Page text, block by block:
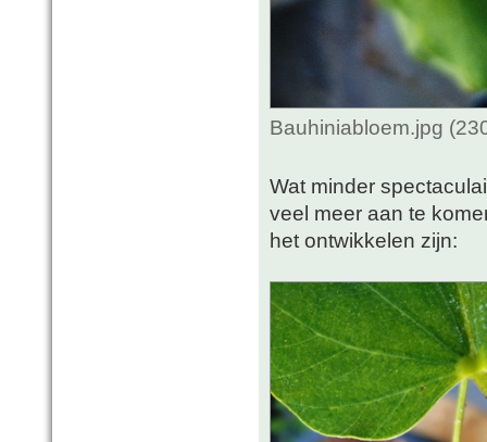
Bauhiniabloem.jpg
Wat minder
veel meer aan te
het ontwikkelen zijn: